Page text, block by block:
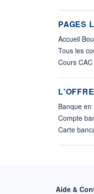
PAGES
Accueil
Tous les
Cours
Banque en
Compte
Carte
Aide &